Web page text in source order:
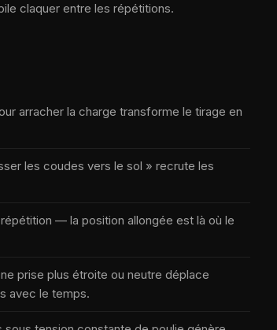
claquer entre les répétitions.
arracher la charge transforme le tirage en
les coudes vers le sol » recrute les
— la position allongée est là où le
prise plus étroite ou neutre déplace
avec le temps.